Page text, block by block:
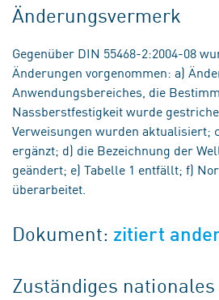
Änderungsvermerk
Gegenüber DIN 55468-2:2004-08
Änderungen vorgenommen: a)
Anwendungsbereiches, die
Nassberstfestigkeit wurde
Verweisungen wurden aktualisiert;
ergänzt; d) die Bezeichnung der
geändert; e) Tabelle 1 entfällt; f)
überarbeitet.
Dokument: zitiert
Zuständiges nationales